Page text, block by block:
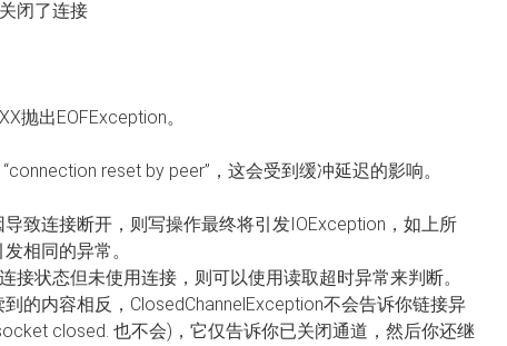
闭了连接
抛出EOFException。
reset by peer”，这会受到缓冲延迟的影响。
致连接断开，则写操作最终将引发IOException，如上所
相同的异常。
接状态但未使用连接，则可以使用读取超时异常来判断。
的内容相反，ClosedChannelException不会告诉你链接异
closed. 也不会)，它仅告诉你已关闭通道，然后你还继